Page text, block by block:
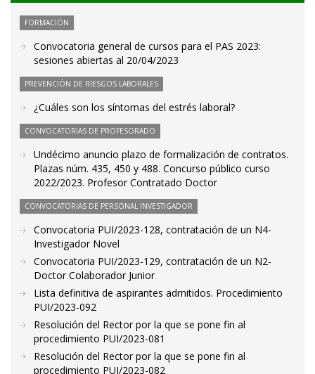
FORMACIÓN
Convocatoria general de cursos para el PAS 2023:
sesiones abiertas al 20/04/2023
PREVENCIÓN DE RIESGOS LABORALES
¿Cuáles son los síntomas del estrés laboral?
CONVOCATORIAS DE PROFESORADO
Undécimo anuncio plazo de formalización de contratos.
Plazas núm. 435, 450 y 488. Concurso público curso
2022/2023. Profesor Contratado Doctor
CONVOCATORIAS DE PERSONAL INVESTIGADOR
Convocatoria PUI/2023-128, contratación de un N4-
Investigador Novel
Convocatoria PUI/2023-129, contratación de un N2-
Doctor Colaborador Junior
Lista definitiva de aspirantes admitidos. Procedimiento
PUI/2023-092
Resolución del Rector por la que se pone fin al
procedimiento PUI/2023-081
Resolución del Rector por la que se pone fin al
procedimiento PUI/2023-082